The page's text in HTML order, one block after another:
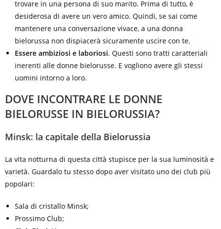
trovare in una persona di suo marito. Prima di tutto, è
desiderosa di avere un vero amico. Quindi, se sai come
mantenere una conversazione vivace, a una donna
bielorussa non dispiacerà sicuramente uscire con te.
Essere ambiziosi e laboriosi. Questi sono tratti caratteriali
inerenti alle donne bielorusse. E vogliono avere gli stessi
uomini intorno a loro.
DOVE INCONTRARE LE DONNE
BIELORUSSE IN BIELORUSSIA?
Minsk: la capitale della Bielorussia
La vita notturna di questa città stupisce per la sua luminosità e
varietà. Guardalo tu stesso dopo aver visitato uno dei club più
popolari:
Sala di cristallo Minsk;
Prossimo Club;